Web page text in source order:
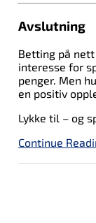
Avslutning
Betting på
interesse for
penger. Men
en positiv
Lykke til – og
Continue